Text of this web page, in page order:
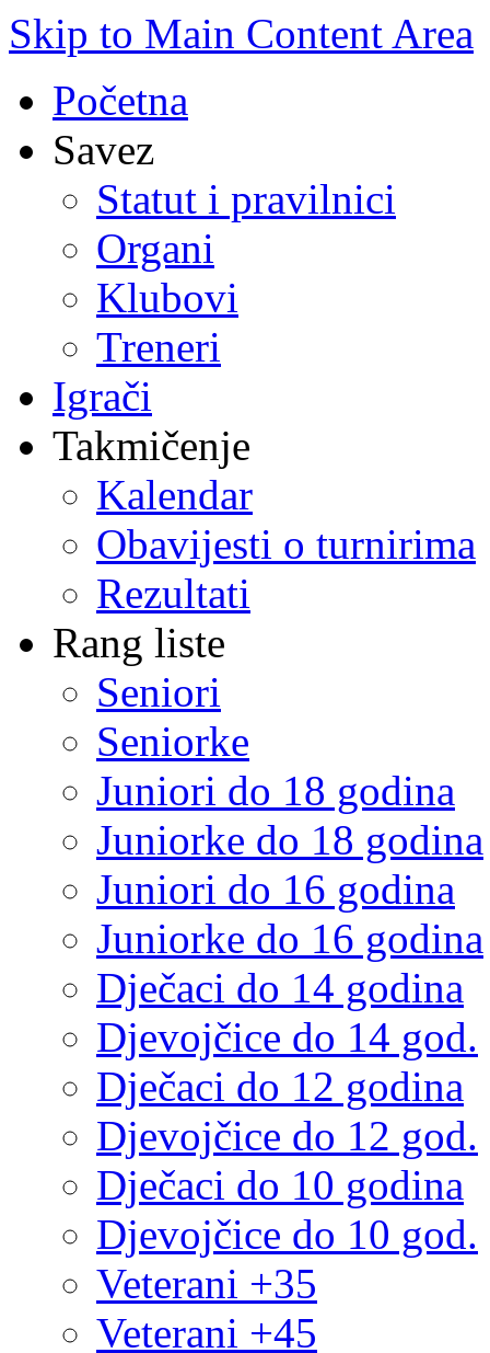
Skip to Main Content Area
Početna
Savez
Statut i pravilnici
Organi
Klubovi
Treneri
Igrači
Takmičenje
Kalendar
Obavijesti o turnirima
Rezultati
Rang liste
Seniori
Seniorke
Juniori do 18 godina
Juniorke do 18 godina
Juniori do 16 godina
Juniorke do 16 godina
Dječaci do 14 godina
Djevojčice do 14 god.
Dječaci do 12 godina
Djevojčice do 12 god.
Dječaci do 10 godina
Djevojčice do 10 god.
Veterani +35
Veterani +45